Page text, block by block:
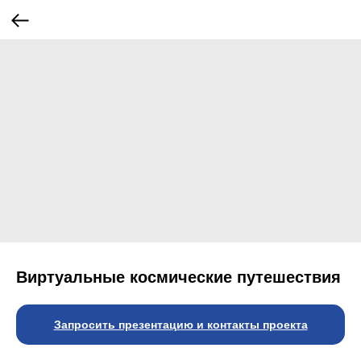
⁠Виртуальные космические путешествия
Запросить презентацию и контакты проекта